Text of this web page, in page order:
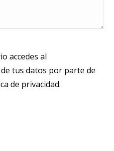
accedes al
tus datos por parte de
de privacidad.